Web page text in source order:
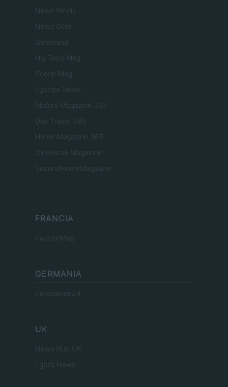
Newz Illinois
Newz Ohio
Gameland
Hig Tech Mag
Scoop Mag
Lgbtqia News
Motors Magazine 365
Day Travel 365
Home Magazine 365
Cineverse Magazine
SecondHomeMagazine
FRANCIA
InvestirMag
GERMANIA
Investieren24
UK
News Hub UK
Lgbtq News